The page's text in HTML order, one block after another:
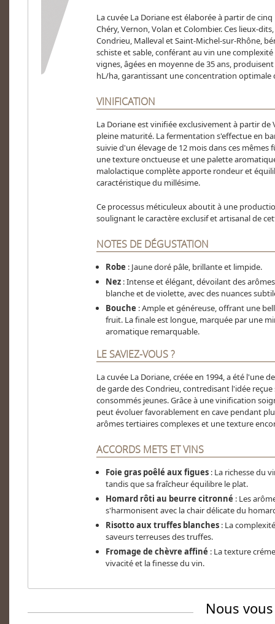
La cuvée La Doriane est élaborée à partir de
Chéry, Vernon, Volan et Colombier.Ces lieux-
Condrieu, Malleval et Saint-Michel-sur-Rhône,
schiste et sable, conférant au vin une
vignes, âgées en moyenne de 35 ans,
hL/ha, garantissant une concentration optimale
VINIFICATION
La Doriane est vinifiée exclusivement à partir
pleine maturité. La fermentation s'effectue en
suivie d'un élevage de 12 mois dans ces
une texture onctueuse et une palette
malolactique complète apporte rondeur et
caractéristique du millésime.
Ce processus méticuleux aboutit à une
soulignant le caractère exclusif et artisanal de
NOTES DE DÉGUSTATION
Robe : Jaune doré pâle, brillante et limpide.
Nez: Intense et élégant, dévoilant des
blanche et de violette, avec des nuances
Bouche : Ample et généreuse, offrant une
fruit. La finale est longue, marquée par une
aromatique remarquable.​
LE SAVIEZ-VOUS ?
La cuvée La Doriane, créée en 1994, a été l'une
de garde des Condrieu, contredisant l'idée
consommés jeunes. Grâce à une vinification
peut évoluer favorablement en cave pendant
arômes tertiaires complexes et une texture
ACCORDS METS ET VINS
Foie gras poêlé aux figues: La richesse du
tandis que sa fraîcheur équilibre le plat.
Homard rôti au beurre citronné : Les
s'harmonisent avec la chair délicate du
Risotto aux truffes blanches: La
saveurs terreuses des truffes.
Fromage de chèvre affiné : La texture
vivacité et la finesse du vin.​
Nous